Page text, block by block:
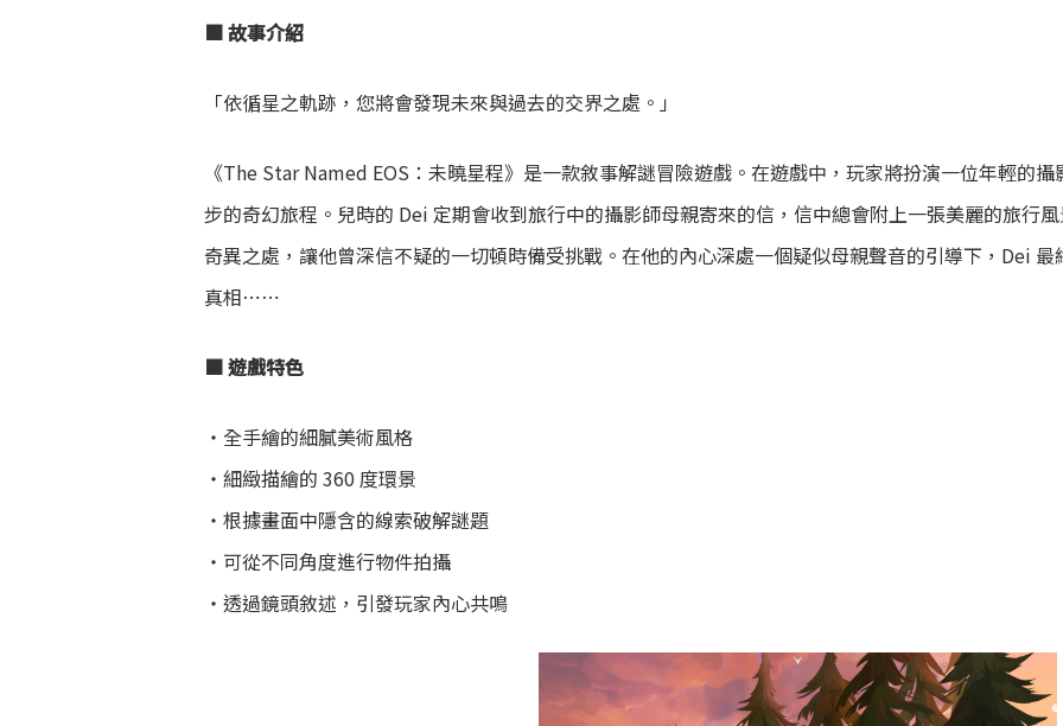
■ 故事介紹
「依循星之軌跡，您將會發現未來與過去的交界之處。」
《The Star Named EOS：未曉星程》是一款敘事解謎冒險遊戲。在遊戲中，玩家將扮演一位年輕的
步的奇幻旅程。兒時的 Dei 定期會收到旅行中的攝影師母親寄來的信，信中總會附上一張美麗的旅行
奇異之處，讓他曾深信不疑的一切頓時備受挑戰。在他的內心深處一個疑似母親聲音的引導下，Dei
真相⋯⋯
■ 遊戲特色
・全手繪的細膩美術風格
・細緻描繪的 360 度環景
・根據畫面中隱含的線索破解謎題
・可從不同角度進行物件拍攝
・透過鏡頭敘述，引發玩家內心共鳴